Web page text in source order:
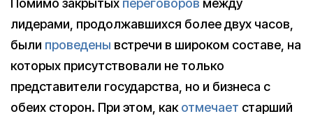
Помимо закрытых переговоров между
лидерами, продолжавшихся более двух часов,
были проведены встречи в широком составе, на
которых присутствовали не только
представители государства, но и бизнеса с
обеих сторон. При этом, какотмечает старший